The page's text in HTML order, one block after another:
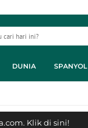
DUNIA SPANYOL
Klik di sini!